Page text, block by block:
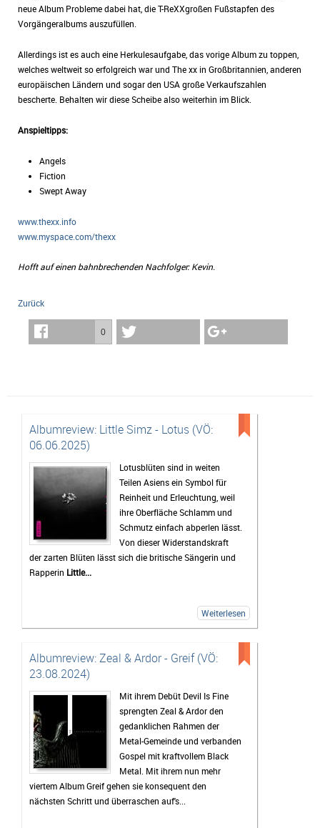
neue Album Probleme dabei hat, die T-ReXXgroßen Fußstapfen des
Vorgängeralbums auszufüllen.
Allerdings ist es auch eine Herkulesaufgabe, das vorige Album zu toppen,
welches weltweit so erfolgreich war und The xx in Großbritannien, anderen
europäischen Ländern und sogar den USA große Verkaufszahlen
bescherte. Behalten wir diese Scheibe also weiterhin im Blick.
Anspieltipps:
Angels
Fiction
Swept Away
www.thexx.info
www.myspace.com/thexx
Hofft auf einen bahnbrechenden Nachfolger: Kevin.
Zurück
0
Albumreview: Little Simz - Lotus (VÖ:
06.06.2025)
Lotusblüten sind in weiten
Teilen Asiens ein Symbol für
Reinheit und Erleuchtung, weil
ihre Oberfläche Schlamm und
Schmutz einfach abperlen lässt.
Von dieser Widerstandskraft
der zarten Blüten lässt sich die britische Sängerin und
Rapperin Little...
Weiterlesen
Albumreview: Zeal & Ardor - Greif (VÖ:
23.08.2024)
Mit ihrem Debüt Devil Is Fine
sprengten Zeal & Ardor den
gedanklichen Rahmen der
Metal-Gemeinde und verbanden
Gospel mit kraftvollem Black
Metal. Mit ihrem nun mehr
viertem Album Greif gehen sie konsequent den
nächsten Schritt und überraschen auf's...